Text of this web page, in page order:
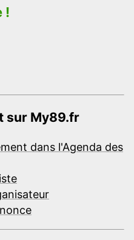
!
sur My89.fr
dans l'Agenda des